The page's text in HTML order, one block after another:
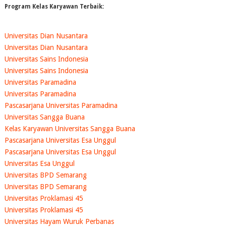
Program Kelas Karyawan Terbaik:
Universitas Dian Nusantara
Universitas Dian Nusantara
Universitas Sains Indonesia
Universitas Sains Indonesia
Universitas Paramadina
Universitas Paramadina
Pascasarjana Universitas Paramadina
Universitas Sangga Buana
Kelas Karyawan Universitas Sangga Buana
Pascasarjana Universitas Esa Unggul
Pascasarjana Universitas Esa Unggul
Universitas Esa Unggul
Universitas BPD Semarang
Universitas BPD Semarang
Universitas Proklamasi 45
Universitas Proklamasi 45
Universitas Hayam Wuruk Perbanas